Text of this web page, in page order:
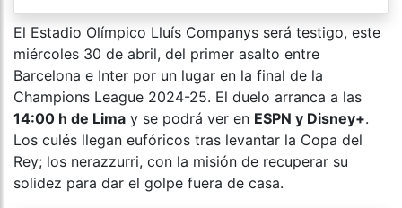
El Estadio Olímpico Lluís Companys será testigo, este
miércoles 30 de abril, del primer asalto entre
Barcelona e Inter por un lugar en la final de la
Champions League 2024-25. El duelo arranca a las
14:00 h de Lima y se podrá ver en ESPN y Disney+.
Los culés llegan eufóricos tras levantar la Copa del
Rey; los nerazzurri, con la misión de recuperar su
solidez para dar el golpe fuera de casa.